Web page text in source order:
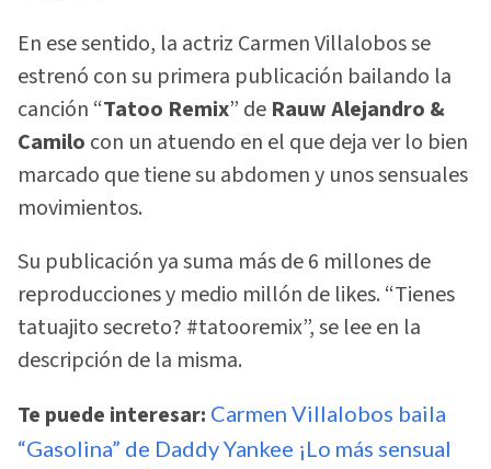
En ese sentido, la actriz Carmen Villalobos se
estrenó con su primera publicación bailando la
canción “Tatoo Remix” de Rauw Alejandro &
Camilo con un atuendo en el que deja ver lo bien
marcado que tiene su abdomen y unos sensuales
movimientos.
Su publicación ya suma más de 6 millones de
reproducciones y medio millón de likes. “Tienes
tatuajito secreto? #tatooremix”, se lee en la
descripción de la misma.
Te puede interesar: Carmen Villalobos baila
“Gasolina” de Daddy Yankee ¡Lo más sensual